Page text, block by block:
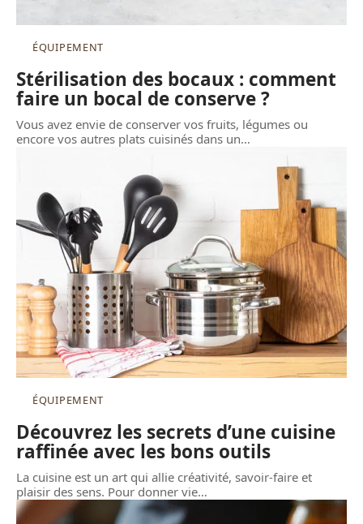
ÉQUIPEMENT
Stérilisation des bocaux : comment
faire un bocal de conserve ?
Vous avez envie de conserver vos fruits, légumes ou
encore vos autres plats cuisinés dans un…
ÉQUIPEMENT
Découvrez les secrets d’une cuisine
raffinée avec les bons outils
La cuisine est un art qui allie créativité, savoir-faire et
plaisir des sens. Pour donner vie…